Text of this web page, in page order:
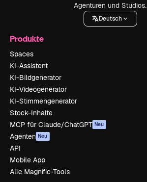
Agenturen und Studios.
Deutsch
Produkte
Spaces
KI-Assistent
KI-Bildgenerator
KI-Videogenerator
KI-Stimmengenerator
Stock-Inhalte
MCP für Claude/ChatGPT Neu
Agenten Neu
API
Mobile App
Alle Magnific-Tools